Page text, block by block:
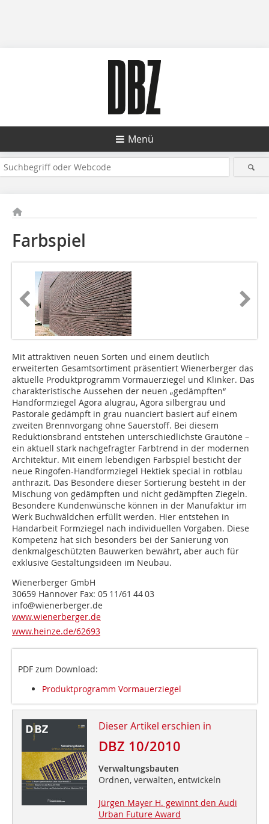
Menü
Farbspiel
Mit attraktiven neuen Sorten und einem deutlich
erweiterten Gesamtsortiment präsentiert Wienerberger das
aktuelle Produktprogramm Vormauerziegel und Klinker. Das
charakteristische Aussehen der neuen „gedämpften“
Handformziegel Agora alugrau, Agora silbergrau und
Pastorale gedämpft in grau nuanciert basiert auf einem
zweiten Brennvorgang ohne Sauerstoff. Bei diesem
Reduktionsbrand entstehen unterschiedlichste Grautöne –
ein aktuell stark nachgefragter Farbtrend in der modernen
Architektur. Mit einem lebendigen Farbspiel besticht der
neue Ringofen-Handformziegel Hektiek special in rotblau
anthrazit. Das Besondere dieser Sortierung besteht in der
Mischung von gedämpften und nicht gedämpften Ziegeln.
Besondere Kundenwünsche können in der Manufaktur im
Werk Buchwäldchen erfüllt werden. Hier entstehen in
Handarbeit Formziegel nach individuellen Vorgaben. Diese
Kompetenz hat sich besonders bei der Sanierung von
denkmalgeschützten Bauwerken bewährt, aber auch für
exklusive Gestaltungsideen im Neubau.
Wienerberger GmbH
30659 Hannover Fax: 05 11/61 44 03
info@wienerberger.de
www.wienerberger.de
www.heinze.de/62693
PDF zum Download:
Produktprogramm Vormauerziegel
Dieser Artikel erschien in
DBZ 10/2010
Verwaltungsbauten
Ordnen, verwalten, entwickeln
Jürgen Mayer H. gewinnt den Audi
Urban Future Award